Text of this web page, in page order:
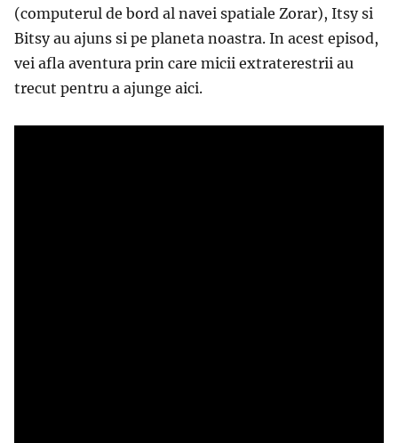
(computerul de bord al navei spatiale Zorar), Itsy si
Bitsy au ajuns si pe planeta noastra. In acest episod,
vei afla aventura prin care micii extraterestrii au
trecut pentru a ajunge aici.